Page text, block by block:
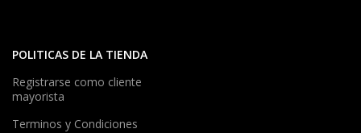
POLITICAS DE LA TIENDA
Registrarse como cliente
mayorista
Terminos y Condiciones